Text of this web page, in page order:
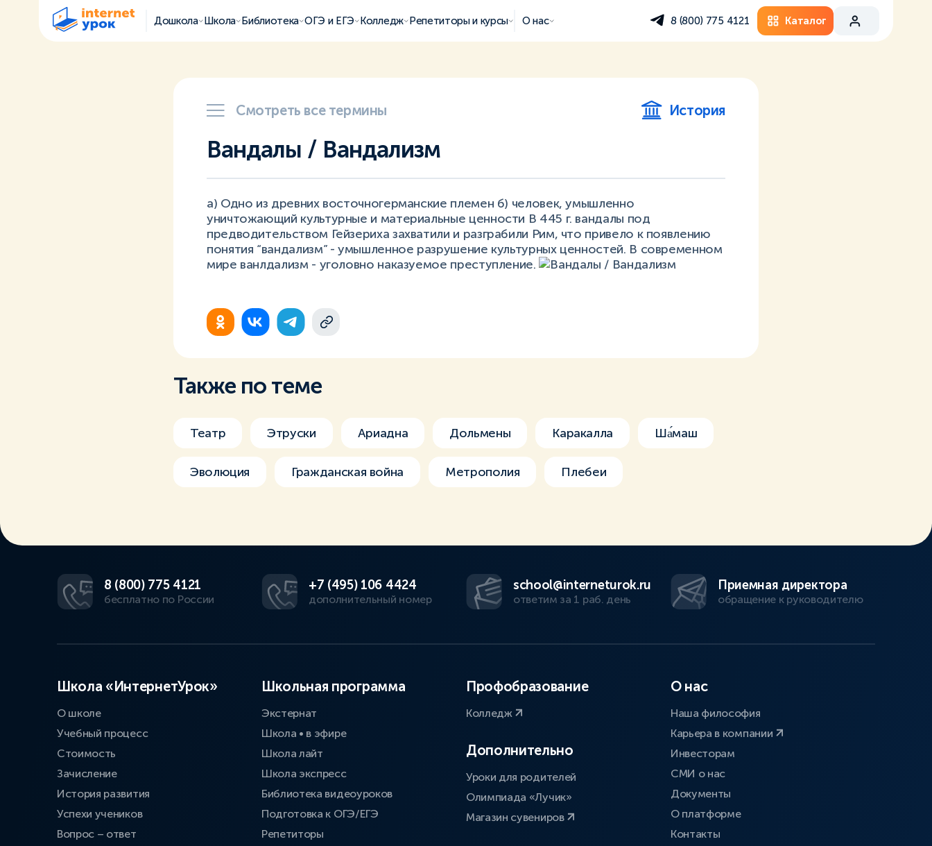
Дошкола Школа Библиотека ОГЭ и ЕГЭ Колледж Репетиторы и курсы О нас 8 (800) 775 4121 Каталог
Смотреть все термины История
Вандалы / Вандализм
а) Одно из древних восточногерманские племен б) человек, умышленно
уничтожающий культурные и материальные ценности В 445 г. вандалы под
предводительством Гейзериха захватили и разграбили Рим, что привело к появлению
понятия “вандализм” - умышленное разрушение культурных ценностей. В современном
мире ванлдализм - уголовно наказуемое преступление.
Также по теме
Театр Этруски Ариадна Дольмены Каракалла Ша́маш
Эволюция Гражданская война Метрополия Плебеи
8 (800) 775 4121
бесплатно по России
+7 (495) 106 4424
дополнительный номер
school@interneturok.ru
ответим за 1 раб. день
Приемная директора
обращение к руководителю
Школа «ИнтернетУрок»
О школе
Учебный процесс
Стоимость
Зачисление
История развития
Успехи учеников
Вопрос – ответ
Школьная программа
Экстернат
Школа • в эфире
Школа лайт
Школа экспресс
Библиотека видеоуроков
Подготовка к ОГЭ/ЕГЭ
Репетиторы
Профобразование
Колледж
Дополнительно
Уроки для родителей
Олимпиада «Лучик»
Магазин сувениров
О нас
Наша философия
Карьера в компании
Инвесторам
СМИ о нас
Документы
О платформе
Контакты